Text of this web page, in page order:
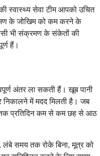
स्वास्थ्य सेवा टीम आपको उचित
के जोखिम को कम करने के
भी संक्रमण के संकेतों की
हैं।
अंतर ला सकती हैं। खूब पानी
निकालने में मदद मिलती है। जब
प्रतिदिन कम से कम छह से आठ
लंबे समय तक रोके बिना, मूत्र को